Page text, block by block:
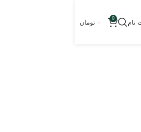
نام
0
۰ تومان